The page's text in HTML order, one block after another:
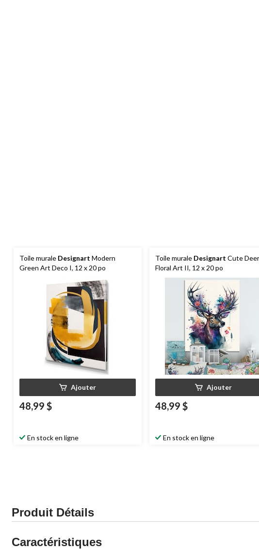
Toile murale Designart Modern
Green Art Deco I, 12 x 20 po
Ajouter
48,99 $
En stock en ligne
Toile murale Designart Cute Deer
Floral Art II, 12 x 20 po
Ajouter
48,99 $
En stock en ligne
Produit Détails
Caractéristiques